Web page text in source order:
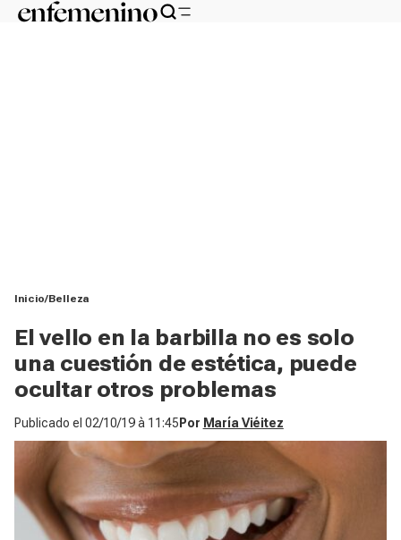
Inicio Belleza
El vello en la barbilla no es solo
una cuestión de estética, puede
ocultar otros problemas
Publicado el 02/10/19 à 11:45 Por María Viéitez